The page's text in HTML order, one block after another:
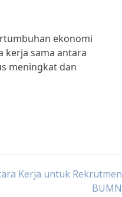
ekonomi
kerja sama antara
meningkat dan
Kerja untuk Rekrutmen
BUMN